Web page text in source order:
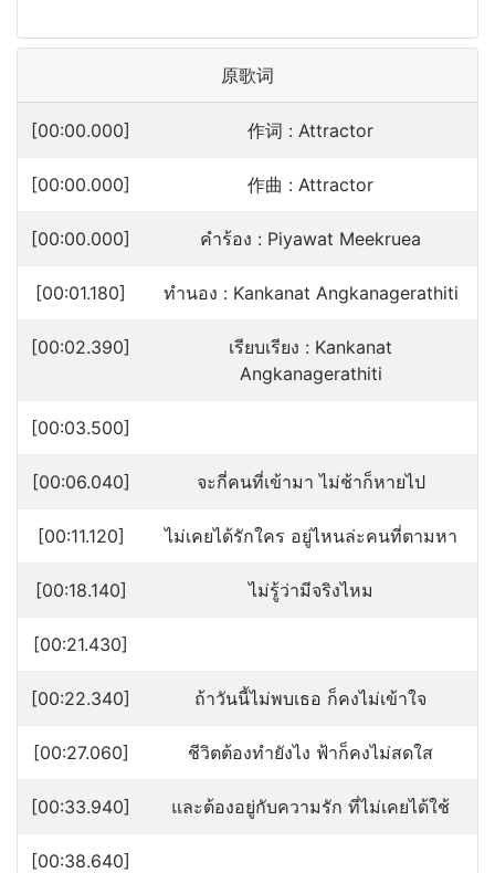
原歌词
[00:00.000] 作词 : Attractor
[00:00.000] 作曲 : Attractor
[00:00.000] คำร้อง : Piyawat Meekruea
[00:01.180] ทำนอง : Kankanat Angkanagerathiti
[00:02.390]
เรียบเรียง : Kankanat
Angkanagerathiti
[00:03.500]
[00:06.040] จะกี่คนที่เข้ามา ไม่ช้าก็หายไป
[00:11.120] ไม่เคยได้รักใคร อยู่ไหนล่ะคนที่ตามหา
[00:18.140] ไม่รู้ว่ามีจริงไหม
[00:21.430]
[00:22.340] ถ้าวันนี้ไม่พบเธอ ก็คงไม่เข้าใจ
[00:27.060] ชีวิตต้องทำยังไง ฟ้าก็คงไม่สดใส
[00:33.940] และต้องอยู่กับความรัก ที่ไม่เคยได้ใช้
[00:38.640]